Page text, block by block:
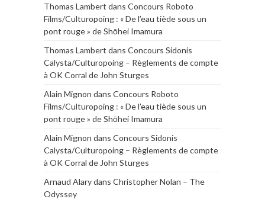
Thomas Lambert dans Concours Roboto
Films/Culturopoing : « De l’eau tiède sous un
pont rouge » de Shōhei Imamura
Thomas Lambert dans Concours Sidonis
Calysta/Culturopoing – Règlements de compte
à OK Corral de John Sturges
Alain Mignon dans Concours Roboto
Films/Culturopoing : « De l’eau tiède sous un
pont rouge » de Shōhei Imamura
Alain Mignon dans Concours Sidonis
Calysta/Culturopoing – Règlements de compte
à OK Corral de John Sturges
Arnaud Alarydans Christopher Nolan – The
Odyssey